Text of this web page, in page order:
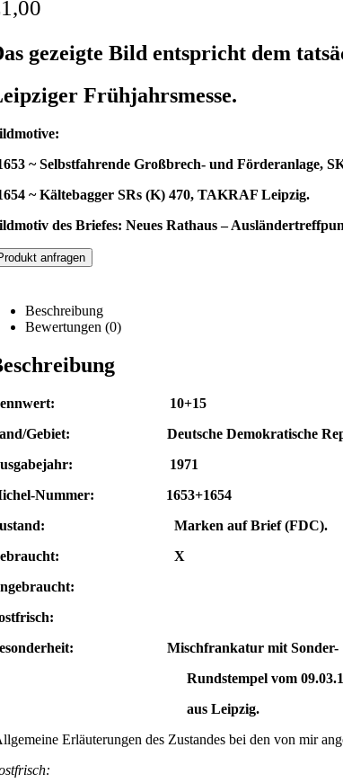
1,00
gezeigte Bild entspricht dem
Frühjahrsmesse.
~ Selbstfahrende Großbrech- und Förderanlage,
~ Kältebagger SRs (K) 470, TAKRAF Leipzig.
des Briefes: Neues Rathaus –
anfragen
Beschreibung
Bewertungen (0)
10+15
Gebiet: Deutsche Demokratische
1971
Nummer: 1653+1654
Marken auf Brief (FDC).
X
Mischfrankatur mit Sonder-
vom
Leipzig.
Erläuterungen des Zustandes bei den von mir